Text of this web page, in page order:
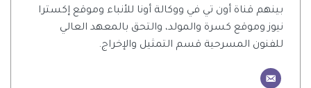
بينهم قناة أون تي في ووكالة أونا للأنباء وموقع إكسترا
نيوز وموقع كسرة والمولد، والتحق بالمعهد العالي
للفنون المسرحية قسم التمثيل والإخراج.